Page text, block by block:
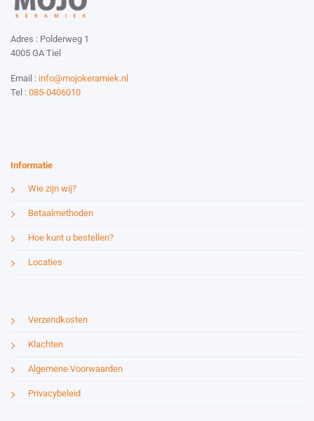
Adres : Polderweg 1
4005 GA Tiel
Email : info@mojokeramiek.nl
Tel : 085-0406010
Informatie
Wie zijn wij?
Betaalmethoden
Hoe kunt u bestellen?
Locaties
Verzendkosten
Klachten
Algemene Voorwaarden
Privacybeleid